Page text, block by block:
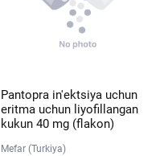
Pantopra in'ektsiya uchun
eritma uchun liyofillangan
kukun 40 mg (flakon)
Mefar (Turkiya)